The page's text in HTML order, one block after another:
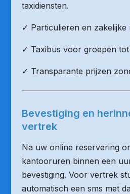
taxidiensten.
✓ Particulieren en zakelijke
✓ Taxibus voor groepen
✓ Transparante prijzen
Bevestiging en
vertrek
Na uw online reservering
kantooruren binnen een
bevestiging. Voor vertrek
automatisch een sms met